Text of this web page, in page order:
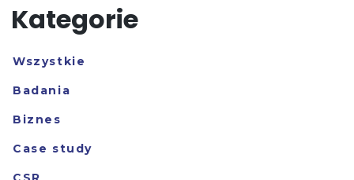
Kategorie
Wszystkie
Badania
Biznes
Case study